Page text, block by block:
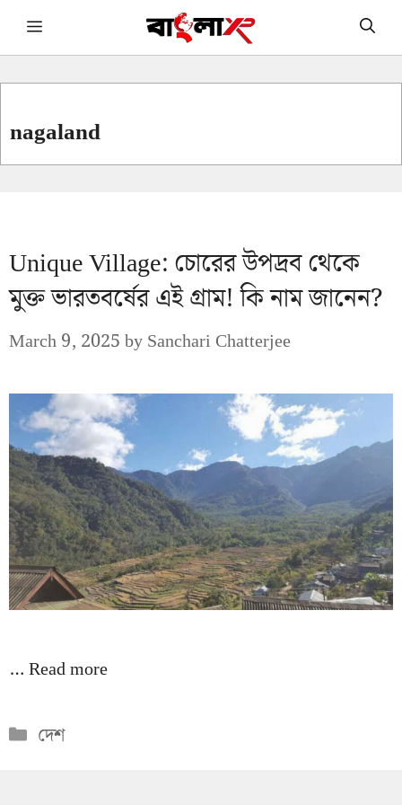
Skip Menu
nagaland
Unique Village: চোরের উপদ্রব থেকে
মুক্ত ভারতবর্ষের এই গ্রাম! কি নাম জানেন?
March 9, 2025bySanchari Chatterjee
…Read more
Categories
দেশ